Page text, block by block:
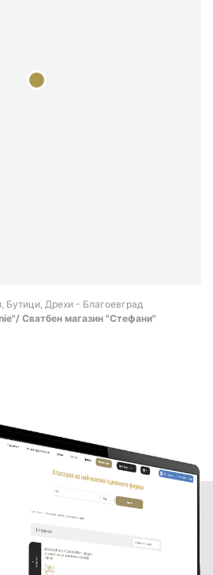
Бутици, Дрехи - Благоевград
Сватбен магазин "Стефани"